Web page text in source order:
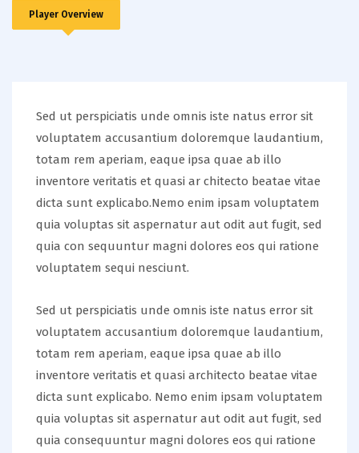
Player Overview
Sed ut perspiciatis unde omnis iste natus error sit
voluptatem accusantium doloremque laudantium,
totam rem aperiam, eaque ipsa quae ab illo
inventore veritatis et quasi ar chitecto beatae vitae
dicta sunt explicabo.Nemo enim ipsam voluptatem
quia voluptas sit aspernatur aut odit aut fugit, sed
quia con sequuntur magni dolores eos qui ratione
voluptatem sequi nesciunt.
Sed ut perspiciatis unde omnis iste natus error sit
voluptatem accusantium doloremque laudantium,
totam rem aperiam, eaque ipsa quae ab illo
inventore veritatis et quasi architecto beatae vitae
dicta sunt explicabo. Nemo enim ipsam voluptatem
quia voluptas sit aspernatur aut odit aut fugit, sed
quia consequuntur magni dolores eos qui ratione